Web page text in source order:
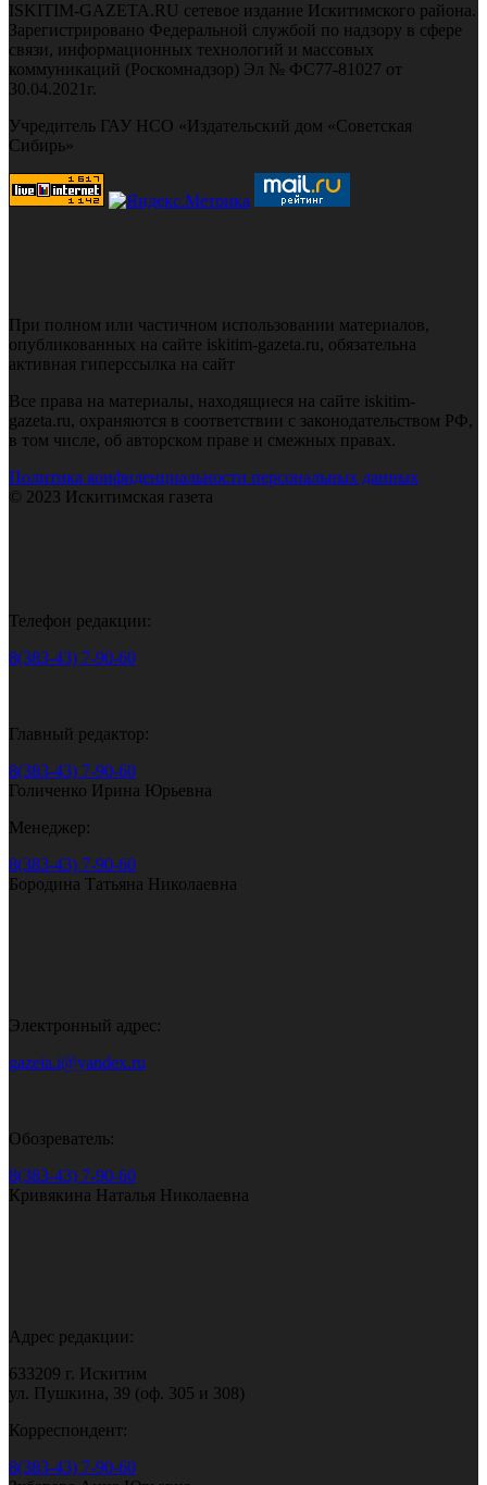
ISKITIM-GAZETA.RU сетевое издание Искитимского района.
Зарегистрировано Федеральной службой по надзору в сфере
связи, информационных технологий и массовых
коммуникаций (Роскомнадзор) Эл № ФС77-81027 от
30.04.2021г.
Учредитель ГАУ НСО «Издательский дом «Советская
Сибирь»
При полном или частичном использовании материалов,
опубликованных на сайте iskitim-gazeta.ru, обязательна
активная гиперссылка на сайт
Все права на материалы, находящиеся на сайте iskitim-
gazeta.ru, охраняются в соответствии с законодательством РФ,
в том числе, об авторском праве и смежных правах.
Политика конфиденциальности персональных данных
© 2023 Искитимская газета
Телефон редакции:
8(383-43) 7-90-60
Главный редактор:
8(383-43) 7-90-60
Голиченко Ирина Юрьевна
Менеджер:
8(383-43) 7-90-60
Бородина Татьяна Николаевна
Электронный адрес:
gazeta.i@yandex.ru
Обозреватель:
8(383-43) 7-90-60
Кривякина Наталья Николаевна
Адрес редакции:
633209 г. Искитим
ул. Пушкина, 39 (оф. 305 и 308)
Корреспондент:
8(383-43) 7-90-60